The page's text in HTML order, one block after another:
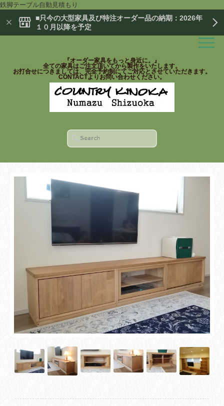
鉄脚テーブル自動見積もり
■只今の大型家具及び特注オーダー品の納期：2026年
１０月以降を予定
『オーダー家具をもっと身近に。』
全ての家具はご注文頂いてから製作をいたします。
お打合せにつきましては、完全予約制にてご対応とさせていただきます。
CONTACTよりお問い合わせください。